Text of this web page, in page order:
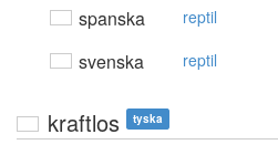
spanska reptil
svenska reptil
kraftlos tyska